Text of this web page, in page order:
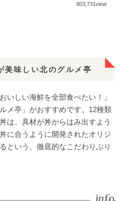
803,731view
美味しい北のグルメ亭
いしい海鮮を全部食べたい！」
メ亭」がおすすめです。12種類
は、具材が丼からはみ出すよう
に合うように開発されたオリジ
という、徹底的なこだわりぶり